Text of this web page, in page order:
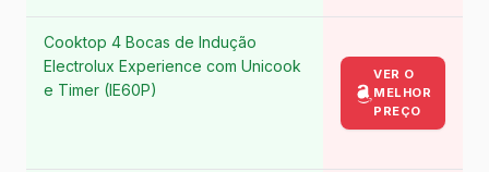
Cooktop 4 Bocas de Indução
Electrolux Experience com Unicook
e Timer (IE60P)
VER O
MELHOR
PREÇO